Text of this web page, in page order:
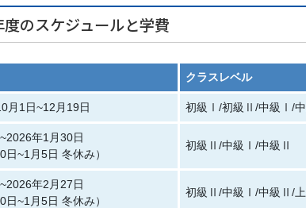
のスケジュールと学費
クラスレベル
月1日~12月19日 初級Ⅰ/初級Ⅱ/中級Ⅰ/
年1月30日
日~1月5日 冬休み）
初級Ⅱ/中級Ⅰ/中級Ⅱ
年2月27日
日~1月5日 冬休み）
初級Ⅱ/中級Ⅰ/中級Ⅱ/上